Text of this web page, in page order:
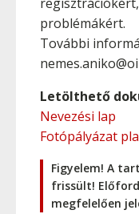
problémákért.
További
Letölthető
Nevezési lap
Fotópályázat
Figyelem! A
frissült!
megfelelően